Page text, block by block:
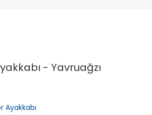
- Yavruağzı
Ayakkabı